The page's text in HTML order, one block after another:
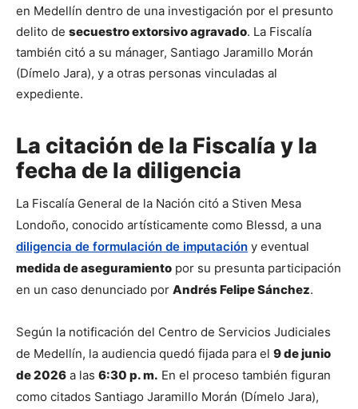
en Medellín dentro de una investigación por el presunto
delito de secuestro extorsivo agravado. La Fiscalía
también citó a su mánager, Santiago Jaramillo Morán
(Dímelo Jara), y a otras personas vinculadas al
expediente.
La citación de la Fiscalía y la
fecha de la diligencia
La Fiscalía General de la Nación citó a Stiven Mesa
diligencia de formulación de imputación
medida de aseguramiento por su presunta participación
en un caso denunciado por Andrés Felipe Sánchez.
Según la notificación del Centro de Servicios Judiciales
de Medellín, la audiencia quedó fijada para el 9 de junio
de 2026 a las 6:30 p. m. En el proceso también figuran
como citados Santiago Jaramillo Morán (Dímelo Jara),